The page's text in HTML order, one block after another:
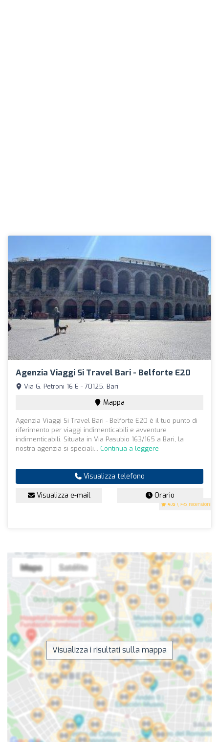
Agenzia Viaggi Si Travel Bari - Belforte E20
4.6 (145 recensioni)
Via G. Petroni 16 E - 70125, Bari
Mappa
Agenzia Viaggi Si Travel Bari - Belforte E20 è il tuo punto di
riferimento per viaggi indimenticabili e avventure
indimenticabili. Situata in Via Pasubio 163/165 a Bari, la
nostra agenzia si speciali... Continua a leggere
Visualizza telefono
Visualizza e-mail Orario
Visualizza i risultati sulla mappa